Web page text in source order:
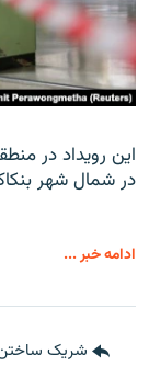
این رویداد در
در شمال شهر
ادامه خبر ...
شریک